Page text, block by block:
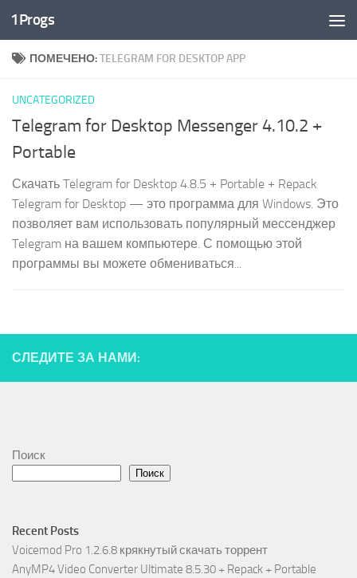
Перейти к содержимому
1Progs
ПОМЕЧЕНО:TELEGRAM FOR DESKTOP APP
UNCATEGORIZED
Telegram for Desktop Messenger 4.10.2 +
Portable
Скачать Telegram for Desktop 4.8.5 + Portable + Repack
Telegram for Desktop — это программа для Windows. Это
позволяет вам использовать популярный мессенджер
Telegram на вашем компьютере. С помощью этой
программы вы можете обмениваться...
СЛЕДИТЕ ЗА НАМИ:
Поиск
Поиск
Recent Posts
Voicemod Pro 1.2.6.8 крякнутый скачать торрент
AnyMP4 Video Converter Ultimate 8.5.30 + Repack + Portable